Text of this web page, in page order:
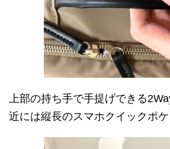
上部の持ち手で手提げできる
近には縦長のスマホクイックポケ